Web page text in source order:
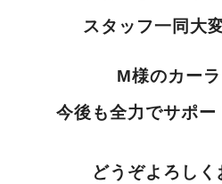
スタッフ一同大
M様のカー
今後も全力でサポ
どうぞよろし